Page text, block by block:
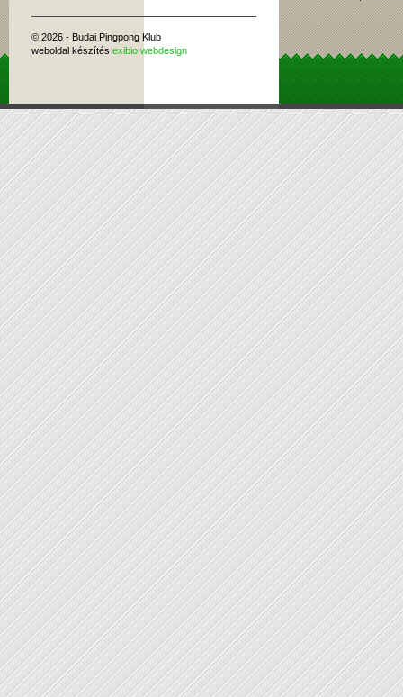
© 2026 - Budai Pingpong Klub
weboldal készítés exibio webdesign